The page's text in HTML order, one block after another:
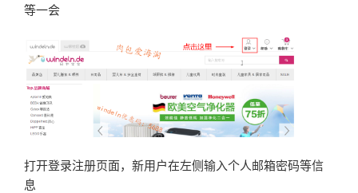
等一会
打开登录注册页面，新用户在左侧输入个人邮箱密码等信
息